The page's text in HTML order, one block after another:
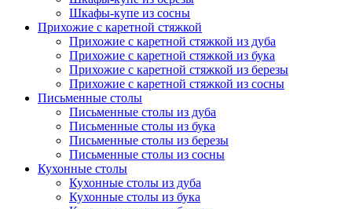
Шкафы-купе из сосны
Прихожие с каретной стяжкой
Прихожие с каретной стяжкой из дуба
Прихожие с каретной стяжкой из бука
Прихожие с каретной стяжкой из березы
Прихожие с каретной стяжкой из сосны
Письменные столы
Письменные столы из дуба
Письменные столы из бука
Письменные столы из березы
Письменные столы из сосны
Кухонные столы
Кухонные столы из дуба
Кухонные столы из бука